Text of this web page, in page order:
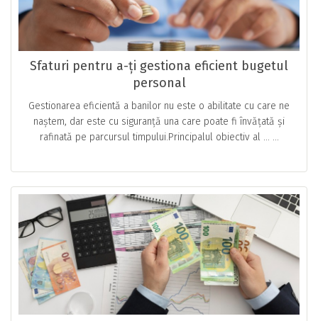
Sfaturi pentru a-ți gestiona eficient bugetul
personal
Gestionarea eficientă a banilor nu este o abilitate cu care ne
naștem, dar este cu siguranță una care poate fi învățată și
rafinată pe parcursul timpului.Principalul obiectiv al … ...